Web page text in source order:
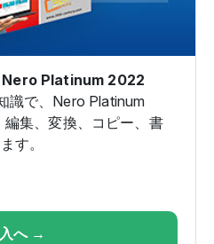
Platinum 2022
識で、Nero Platinum
集、変換、コピー、書
す。
へ →